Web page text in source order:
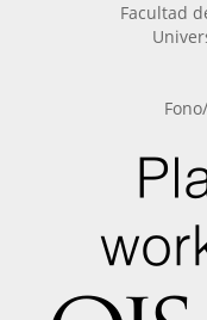
Facultad